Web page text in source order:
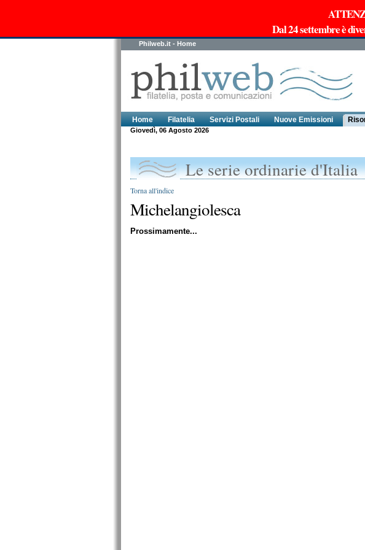
Dal 24 settembre è
Philweb.it - Home
Home Filatelia Servizi Postali Nuove Emissioni
Giovedì, 06 Agosto 2026
Le serie ordinarie d'Italia
Torna all'indice
Michelangiolesca
Prossimamente...